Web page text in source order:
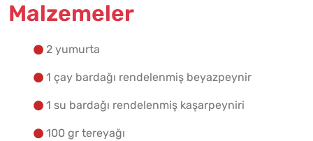
Malzemeler
2 yumurta
1 çay bardağı rendelenmiş beyazpeynir
1 su bardağı rendelenmiş kaşarpeyniri
100 gr tereyağı